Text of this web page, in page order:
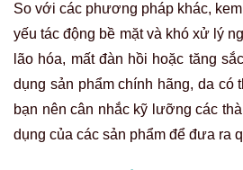
So với các phương pháp khác,
yếu tác động bề mặt và khó xử lý
lão hóa, mất đàn hồi hoặc tăng
dụng sản phẩm chính hãng, da có
bạn nên cân nhắc kỹ lưỡng các
dụng của các sản phẩm để đưa ra